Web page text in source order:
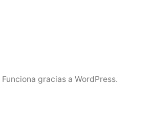
Funciona gracias a WordPress.